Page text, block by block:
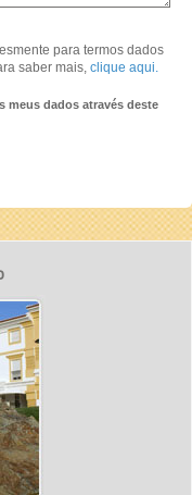
para termos dados
saber mais, clique aqui.
meus dados através deste